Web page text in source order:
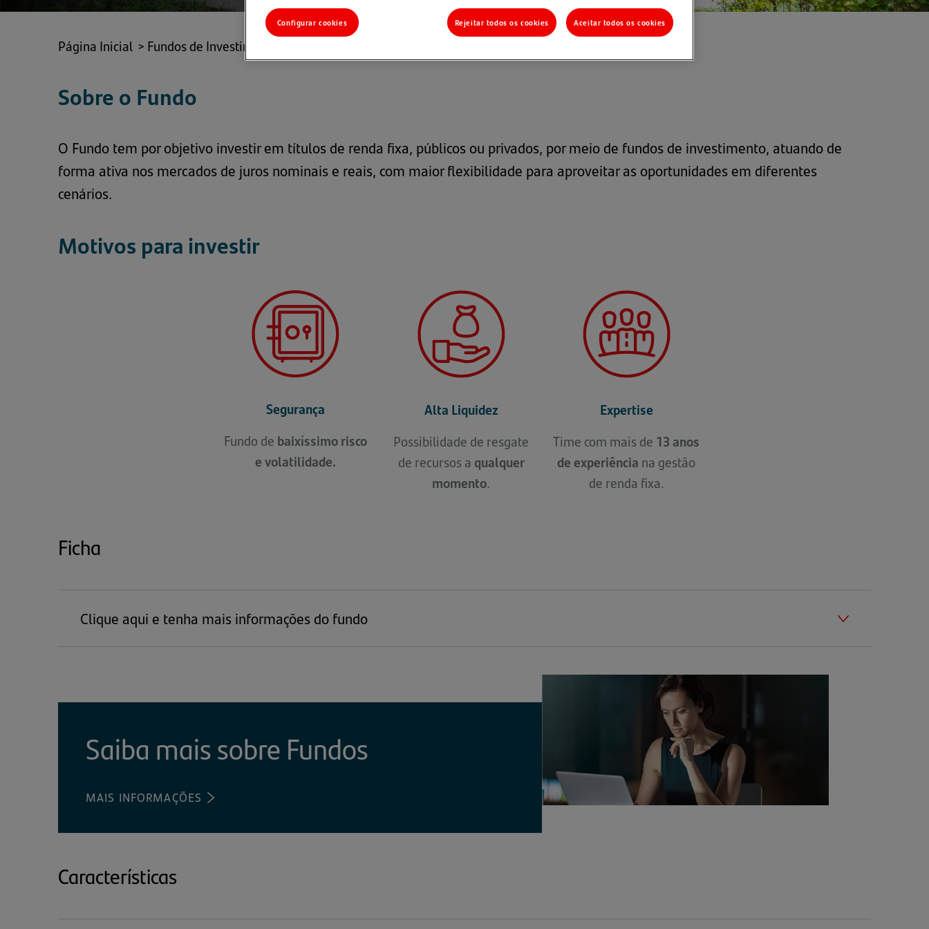
Página Inicial > Fundos de Investimento
Sobre o Fundo
O Fundo tem por objetivo investir em títulos de renda fixa, públicos ou privados, por meio de fundos de investimento, atuando de
forma ativa nos mercados de juros nominais e reais, com maior flexibilidade para aproveitar as oportunidades em diferentes
cenários.
Motivos para investir
Segurança
Fundo de baixíssimo risco
evolatilidade.
Alta Liquidez
Possibilidade de resgate
de recursos a qualquer
momento.
Expertise
Time com mais de 13 anos
de experiência na gestão
de renda fixa.
Ficha
Clique aqui e tenha mais informações do fundo
Saiba mais sobre Fundos
MAIS INFORMAÇÕES (ABRE
UMA
Características
Configurar cookies Rejeitar todos os cookies Aceitar todos os cookies